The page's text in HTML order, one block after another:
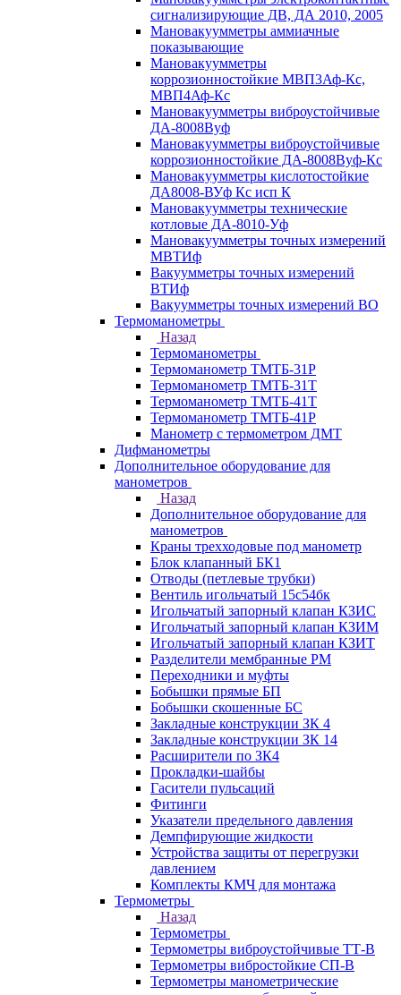
сигнализирующие ДВ, ДА 2010, 2005
Мановакуумметры аммиачные
показывающие
Мановакуумметры
коррозионностойкие МВП3Аф-Кс,
МВП4Аф-Кс
Мановакуумметры виброустойчивые
ДА-8008Вуф
Мановакуумметры виброустойчивые
коррозионностойкие ДА-8008Вуф-Кс
Мановакуумметры кислотостойкие
ДА8008-ВУф Кс исп К
Мановакуумметры технические
котловые ДА-8010-Уф
Мановакуумметры точных измерений
МВТИф
Вакуумметры точных измерений
ВТИф
Вакуумметры точных измерений ВО
Термоманометры
Назад
Термоманометры
Термоманометр ТМТБ-31Р
Термоманометр ТМТБ-31Т
Термоманометр ТМТБ-41Т
Термоманометр ТМТБ-41Р
Манометр с термометром ДМТ
Дифманометры
Дополнительное оборудование для
манометров
Назад
Дополнительное оборудование для
манометров
Краны трехходовые под манометр
Блок клапанный БК1
Отводы (петлевые трубки)
Вентиль игольчатый 15с54бк
Игольчатый запорный клапан КЗИС
Игольчатый запорный клапан КЗИМ
Игольчатый запорный клапан КЗИТ
Разделители мембранные РМ
Переходники и муфты
Бобышки прямые БП
Бобышки скошенные БС
Закладные конструкции ЗК 4
Закладные конструкции ЗК 14
Расширители по ЗК4
Прокладки-шайбы
Гасители пульсаций
Фитинги
Указатели предельного давления
Демпфирующие жидкости
Устройства защиты от перегрузки
давлением
Комплекты КМЧ для монтажа
Термометры
Назад
Термометры
Термометры виброустойчивые ТТ-В
Термометры вибростойкие СП-В
Термометры манометрические